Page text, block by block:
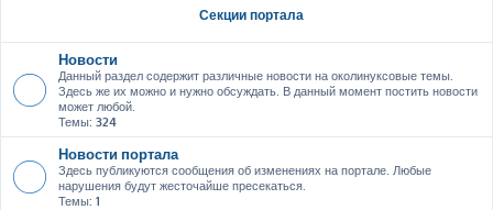
Секции портала
Новости
Данный раздел содержит различные новости на околинуксовые темы.
Здесь же их можно и нужно обсуждать. В данный момент постить новости
может любой.
Темы: 324
Новости портала
Здесь публикуются сообщения об изменениях на портале. Любые
нарушения будут жесточайше пресекаться.
Темы: 1